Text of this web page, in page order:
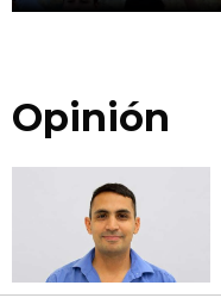
Opinión